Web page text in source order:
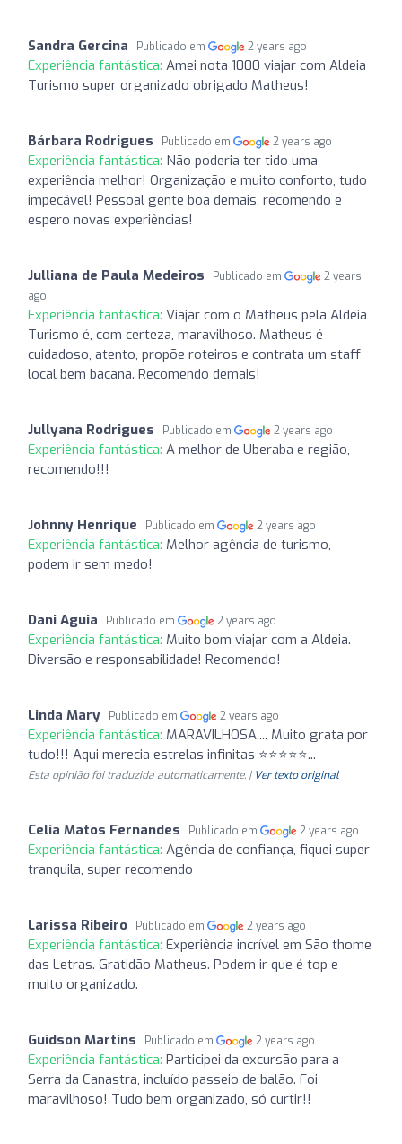
Sandra Gercina Publicado em 2 years ago
Experiência fantástica: Amei nota 1000 viajar com Aldeia
Turismo super organizado obrigado Matheus!
Bárbara Rodrigues Publicado em 2 years ago
Experiência fantástica: Não poderia ter tido uma
experiência melhor! Organização e muito conforto, tudo
impecável! Pessoal gente boa demais, recomendo e
espero novas experiências!
Julliana de Paula Medeiros Publicado em
2 years
ago
Experiência fantástica: Viajar com o Matheus pela Aldeia
Turismo é, com certeza, maravilhoso. Matheus é
cuidadoso, atento, propõe roteiros e contrata um staff
local bem bacana. Recomendo demais!
Jullyana Rodrigues Publicado em 2 years ago
Experiência fantástica: A melhor de Uberaba e região,
recomendo!!!
Johnny Henrique Publicado em 2 years ago
Experiência fantástica: Melhor agência de turismo,
podem ir sem medo!
Dani Aguia Publicado em 2 years ago
Experiência fantástica: Muito bom viajar com a Aldeia.
Diversão e responsabilidade! Recomendo!
Linda Mary Publicado em 2 years ago
Experiência fantástica: MARAVILHOSA.... Muito grata por
tudo!!! Aqui merecia estrelas infinitas ⭐⭐⭐⭐⭐...
Esta opinião foi traduzida automaticamente. | Ver texto original
Celia Matos Fernandes Publicado em 2 years ago
Experiência fantástica: Agência de confiança, fiquei super
tranquila, super recomendo
Larissa Ribeiro Publicado em 2 years ago
Experiência fantástica: Experiência incrível em São thome
das Letras. Gratidão Matheus. Podem ir que é top e
muito organizado.
Guidson Martins Publicado em 2 years ago
Experiência fantástica: Participei da excursão para a
Serra da Canastra, incluído passeio de balão. Foi
maravilhoso! Tudo bem organizado, só curtir!!